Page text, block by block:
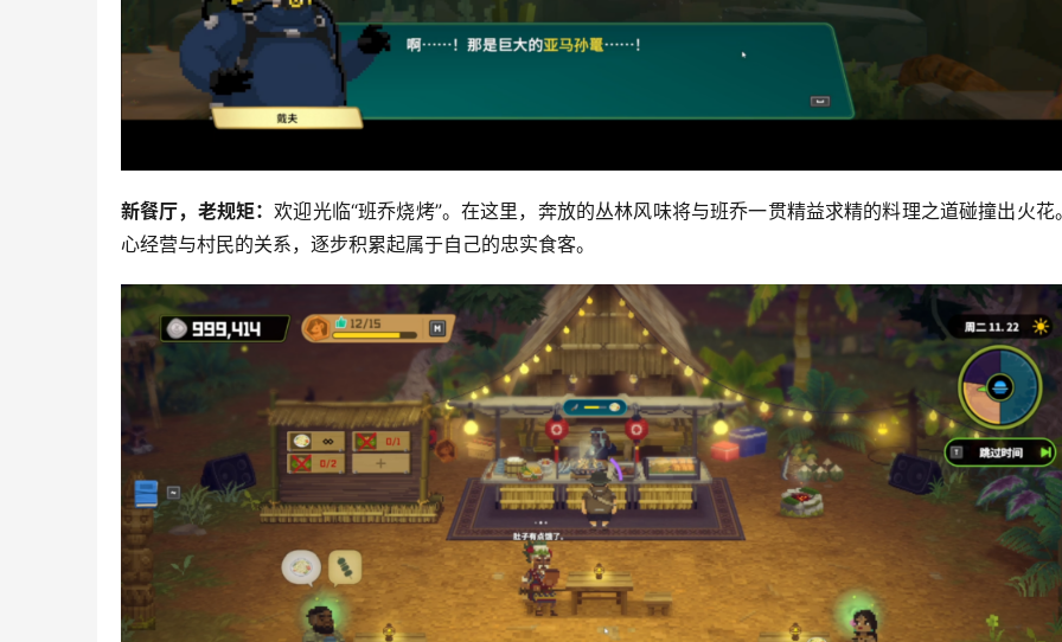
新餐厅，老规矩：欢迎光临“班乔烧烤”。在这里，奔放的丛林风味将与班乔一贯精益求精的料理之道碰撞出火花
心经营与村民的关系，逐步积累起属于自己的忠实食客。